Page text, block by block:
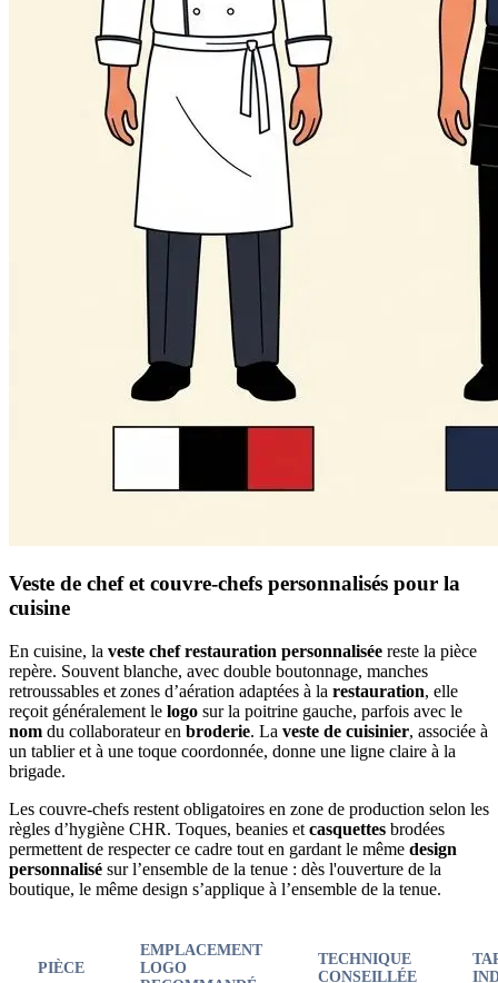
Veste de chef et couvre-chefs personnalisés pour la
cuisine
En cuisine, la veste chef restauration personnalisée reste la pièce
repère. Souvent blanche, avec double boutonnage, manches
retroussables et zones d’aération adaptées à la restauration, elle
reçoit généralement le logo sur la poitrine gauche, parfois avec le
nom du collaborateur en broderie. La veste de cuisinier, associée à
un tablier et à une toque coordonnée, donne une ligne claire à la
brigade.
Les couvre-chefs restent obligatoires en zone de production selon les
règles d’hygiène CHR. Toques, beanies et casquettes brodées
permettent de respecter ce cadre tout en gardant le même design
personnalisé sur l’ensemble de la tenue : dès l'ouverture de la
boutique, le même design s’applique à l’ensemble de la tenue.
PIÈCE
EMPLACEMENT
LOGO
TECHNIQUE
CONSEILLÉE